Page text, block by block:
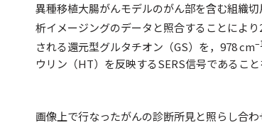
異種移植大腸がんモデルのがん部を含む組織
析イメージングのデータと照合することにより
される還元型グルタチオン（GS）を，978 cm
ウリン（HT）を反映するSERS信号であるこ
画像上で行なったがんの診断所見と照らし合